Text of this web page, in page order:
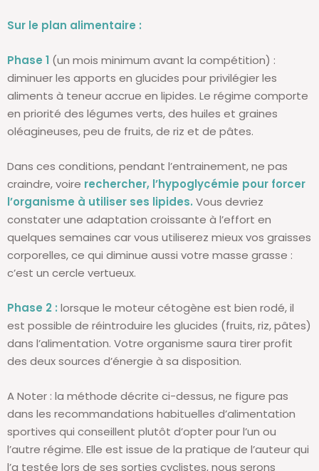
Sur le plan alimentaire :
Phase 1 (un mois minimum avant la compétition) :
diminuer les apports en glucides pour privilégier les
aliments à teneur accrue en lipides. Le régime comporte
en priorité des légumes verts, des huiles et graines
oléagineuses, peu de fruits, de riz et de pâtes.
Dans ces conditions, pendant l’entrainement, ne pas
craindre, voire rechercher, l’hypoglycémie pour forcer
l’organisme à utiliser ses lipides. Vous devriez
constater une adaptation croissante à l’effort en
quelques semaines car vous utiliserez mieux vos graisses
corporelles, ce qui diminue aussi votre masse grasse :
c’est un cercle vertueux.
Phase 2 : lorsque le moteur cétogène est bien rodé, il
est possible de réintroduire les glucides (fruits, riz, pâtes)
dans l’alimentation. Votre organisme saura tirer profit
des deux sources d’énergie à sa disposition.
A Noter : la méthode décrite ci-dessus, ne figure pas
dans les recommandations habituelles d’alimentation
sportives qui conseillent plutôt d’opter pour l’un ou
l’autre régime. Elle est issue de la pratique de l’auteur qui
l’a testée lors de ses sorties cyclistes, nous serons